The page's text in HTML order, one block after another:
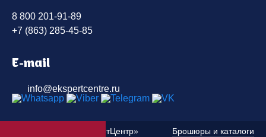
8 800 201-91-89
+7 (863) 285-45-85
E-mail
info@ekspertcentre.ru
2010 — 2026 «ЭкспертЦентр» Брошюры и каталоги